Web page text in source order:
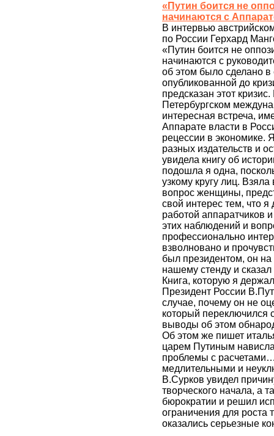
«Путин боится не
начинаются с
В интервью
по России Герхард
«Путин боится не
начинаются с
об этом было сделано в
опубликованной до
предсказан этот
Петербургском
интересная встреча,
Аппарате власти в
рецессии в экономике.
разных издательств и
увидела книгу об
подошла я одна,
узкому кругу лиц.
вопрос женщины,
свой интерес тем, что
работой аппаратчиков
этих наблюдений и
профессионально
взволновано и
был президентом, он
нашему стенду и
Книга, которую я
Президент России
случае, почему он не
который переключился
выводы об этом
Об этом же пишет
царем Путиным
проблемы с
медлительными и
В.Сурков увидел
творческого начала, а
бюрократии и решил
ограничения для роста
оказались серьезные